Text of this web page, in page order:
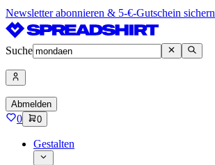
Newsletter abonnieren & 5-€-Gutschein sichern
Suche
Abmelden
0 0
Gestalten